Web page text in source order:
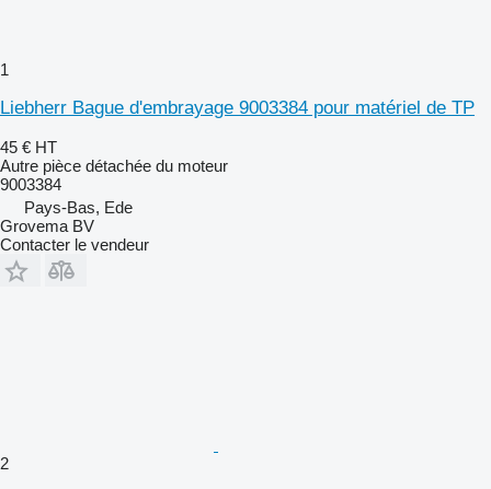
1
Liebherr Bague d'embrayage 9003384 pour matériel de TP
45 € HT
Autre pièce détachée du moteur
9003384
Pays-Bas, Ede
Grovema BV
Contacter le vendeur
2